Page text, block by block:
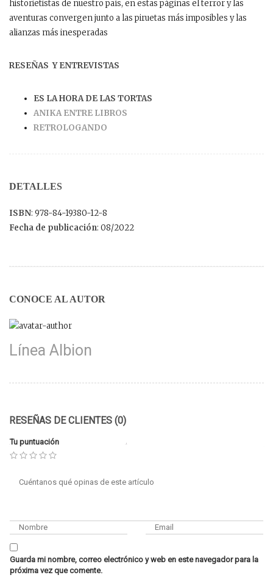
historietistas de nuestro país, en estas páginas el terror y las
aventuras convergen junto a las piruetas más imposibles y las
alianzas más inesperadas
RESEÑAS Y ENTREVISTAS
ES LA HORA DE LAS TORTAS
ANIKA ENTRE LIBROS
RETROLOGANDO
DETALLES
ISBN: 978-84-19380-12-8
Fecha de publicación: 08/2022
CONOCE AL AUTOR
Línea Albion
RESEÑAS DE CLIENTES (0)
Tu puntuación
Guarda mi nombre, correo electrónico y web en este navegador para la
próxima vez que comente.